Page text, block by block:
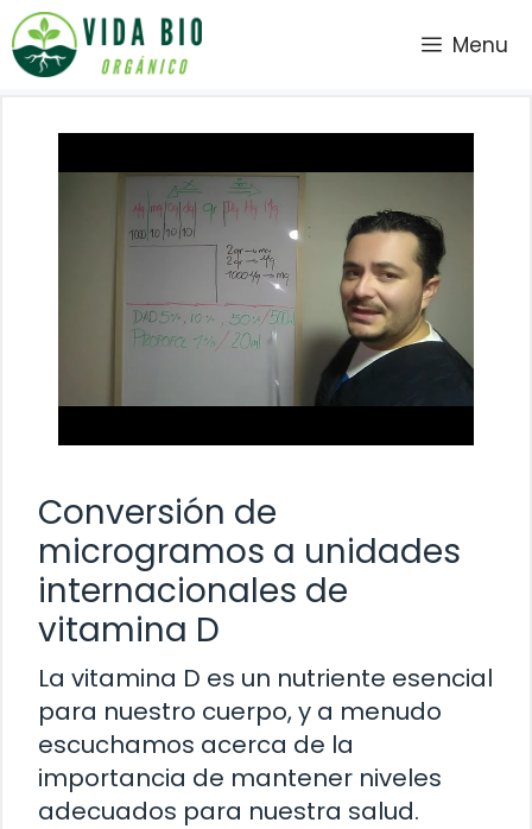
Saltar
al
contenido
Menu
Conversión de
microgramos a unidades
internacionales de
vitamina D
La vitamina D es un nutriente esencial
para nuestro cuerpo, y a menudo
escuchamos acerca de la
importancia de mantener niveles
adecuados para nuestra salud.